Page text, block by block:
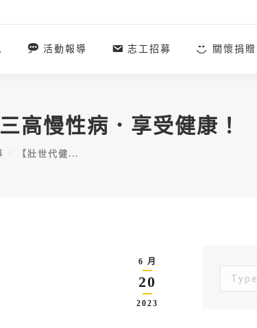
活動報導 志工招募 關懷捐贈
高慢性病．享受健康！
【壯世代健...
6 月
20
2023
Search: